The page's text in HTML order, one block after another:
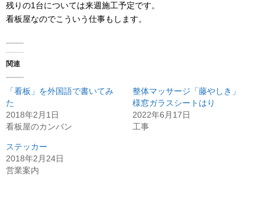
残りの1台については来週施工予定です。
看板屋なのでこういう仕事もします。
関連
「看板」を外国語で書いてみ
た
2018年2月1日
看板屋のカンバン
整体マッサージ「藤やしき」
様窓ガラスシートはり
2022年6月17日
工事
ステッカー
2018年2月24日
営業案内